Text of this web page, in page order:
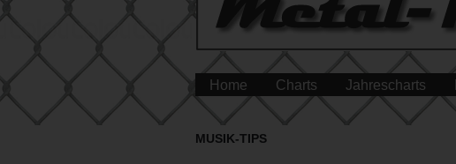
Home Charts Jahrescharts
MUSIK-TIPS